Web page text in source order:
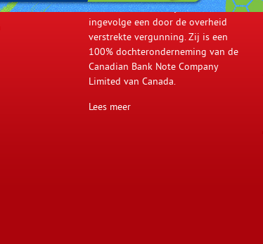
start met haar bedrijfsactiviteiten
ingevolge een door de overheid
verstrekte vergunning. Zij is een
100% dochteronderneming van de
Canadian Bank Note Company
Limited van Canada.
Lees meer